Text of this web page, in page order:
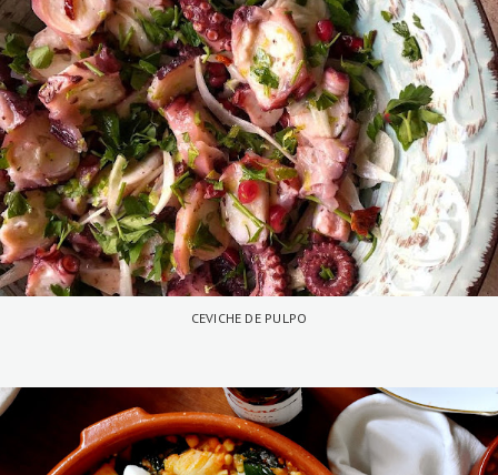
CEVICHE DE PULPO